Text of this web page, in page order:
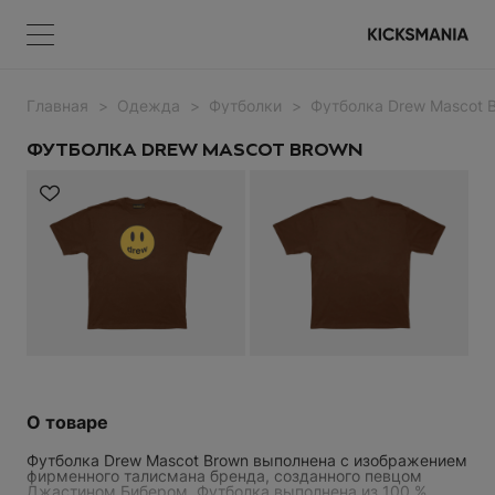
Главная Одежда Футболки Футболка Drew Mascot
ФУТБОЛКА DREW MASCOT BROWN
О товаре
Футболка Drew Mascot Brown выполнена с изображением
фирменного талисмана бренда, созданного певцом
Джастином Бибером. Футболка выполнена из 100 %
Меню ВОЙТИ
Регистрация
Забыли пароль?
Меню КОРЗИНА
НЕТ ТОВАРОВ